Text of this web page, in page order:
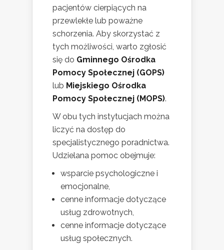
pacjentów cierpiących na
przewlekłe lub poważne
schorzenia. Aby skorzystać z
tych możliwości, warto zgłosić
się do Gminnego Ośrodka
Pomocy Społecznej (GOPS)
lub Miejskiego Ośrodka
Pomocy Społecznej (MOPS).
W obu tych instytucjach można
liczyć na dostęp do
specjalistycznego poradnictwa.
Udzielana pomoc obejmuje:
wsparcie psychologiczne i
emocjonalne,
cenne informacje dotyczące
usług zdrowotnych,
cenne informacje dotyczące
usług społecznych.